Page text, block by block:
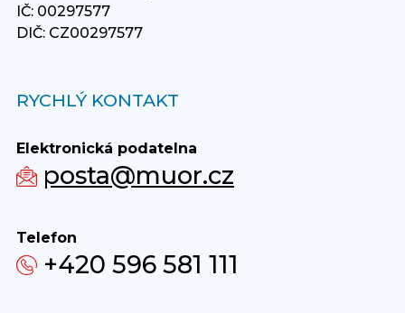
IČ: 00297577
DIČ: CZ00297577
RYCHLÝ KONTAKT
Elektronická podatelna
posta@muor.cz
Telefon
+420 596 581 111